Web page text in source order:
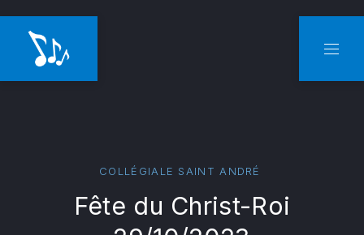
COLLÉGIALE SAINT ANDRÉ
Fête du Christ-Roi